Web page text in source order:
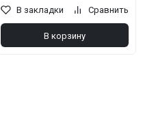
В закладки Сравнить
В корзину